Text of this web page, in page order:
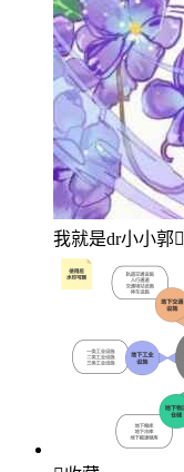
我就是dr小小郭